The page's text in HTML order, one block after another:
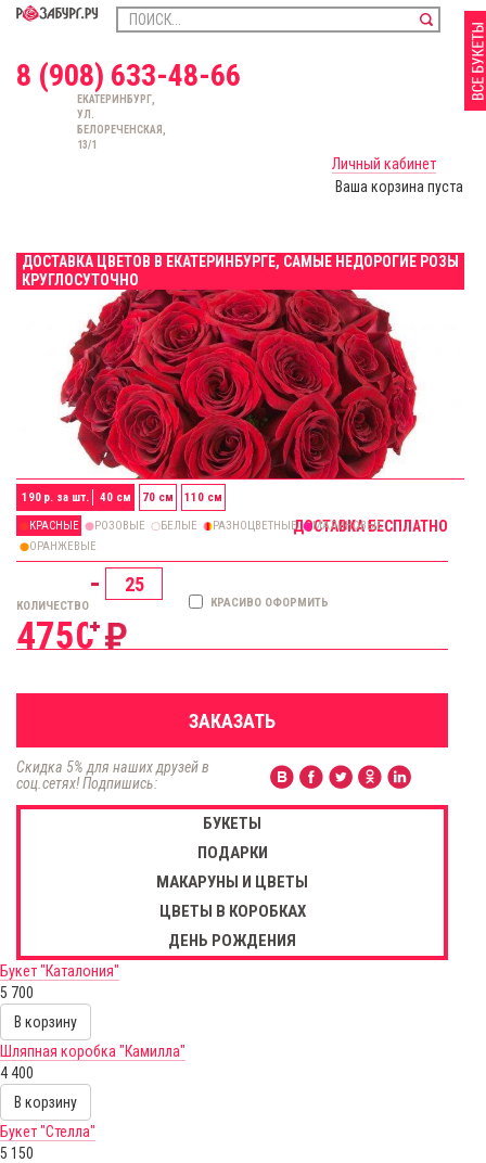
8 (908) 633-48-66
ЕКАТЕРИНБУРГ,
УЛ.
БЕЛОРЕЧЕНСКАЯ,
13/1
Личный кабинет
Ваша корзина пуста
ДОСТАВКА ЦВЕТОВ В ЕКАТЕРИНБУРГЕ, САМЫЕ НЕДОРОГИЕ РОЗЫ
КРУГЛОСУТОЧНО
190 р. за шт. 40 см 70 см 110 см
4750
ДОСТАВКА БЕСПЛАТНО
КРАСНЫЕ РОЗОВЫЕ БЕЛЫЕ РАЗНОЦВЕТНЫЕ
МАЛИНОВЫЕ
ОРАНЖЕВЫЕ
КОЛИЧЕСТВО КРАСИВО ОФОРМИТЬ
ЗАКАЗАТЬ
Скидка 5% для наших друзей в
соц.сетях! Подпишись:
БУКЕТЫ
ПОДАРКИ
МАКАРУНЫ И ЦВЕТЫ
ЦВЕТЫ В КОРОБКАХ
ДЕНЬ РОЖДЕНИЯ
Букет "Каталония"
5 700
В корзину
Шляпная коробка "Камилла"
4 400
В корзину
Букет "Стелла"
5 150